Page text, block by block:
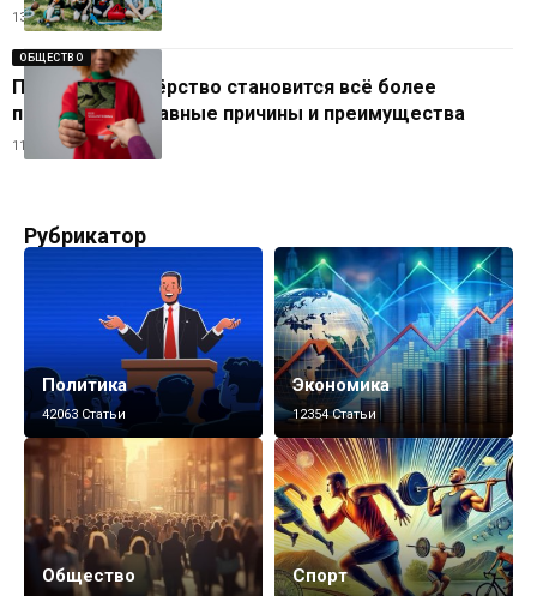
13.06.2026
ОБЩЕСТВО
Почему волонтёрство становится всё более
популярным: главные причины и преимущества
11.06.2026
Рубрикатор
Политика
42063 Статьи
Экономика
12354 Статьи
Общество Спорт